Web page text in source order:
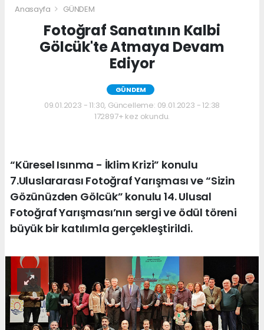
Anasayfa GÜNDEM
Fotoğraf Sanatının Kalbi
Gölcük'te Atmaya Devam
Ediyor
GÜNDEM
09.01.2023 - 11:30, Güncelleme: 09.01.2023 - 12:38
172897+ kez okundu.
“Küresel Isınma - İklim Krizi” konulu
7.Uluslararası Fotoğraf Yarışması ve “Sizin
Gözünüzden Gölcük” konulu 14. Ulusal
Fotoğraf Yarışması’nın sergi ve ödül töreni
büyük bir katılımla gerçekleştirildi.